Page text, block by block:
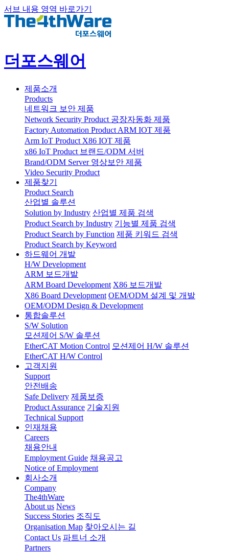
서브 내용 영역 바로가기
더포스웨어
제품소개
Products
네트워크 보안 제품
Network Security Product 공장자동화 제품
Factory Automation Product ARM IOT 제품
Arm IoT Product X86 IOT 제품
x86 IoT Product 브랜드/ODM 서버
Brand/ODM Server 영상보안 제품
Video Security Product
제품찾기
Product Search
산업별 솔루션
Solution by Industry 산업별 제품 검색
Product Search by Industry 기능별 제품 검색
Product Search by Function 제품 키워드 검색
Product Search by Keyword
하드웨어 개발
H/W Development
ARM 보드개발
ARM Board Development X86 보드개발
X86 Board Development OEM/ODM 설계 및 개발
OEM/ODM Design & Development
통합솔루션
S/W Solution
모션제어 S/W 솔루션
EtherCAT Motion Control 모션제어 H/W 솔루션
EtherCAT H/W Control
고객지원
Support
안전배송
Safe Delivery 제품보증
Product Assurance 기술지원
Technical Support
인재채용
Careers
채용안내
Employment Guide 채용공고
Notice of Employment
회사소개
Company
The4thWare
About us News
Success Stories 조직도
Organisation Map 찾아오시는 길
Contact Us 파트너 소개
Partners